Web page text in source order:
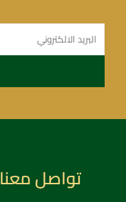
تواصل معنا